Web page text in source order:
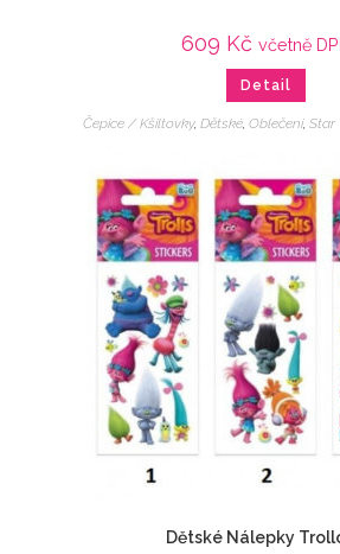
609 Kč včetně
Detail
Čepice / Kšiltovky, Dětské, Oblečení, Star
Dětské Nálepky